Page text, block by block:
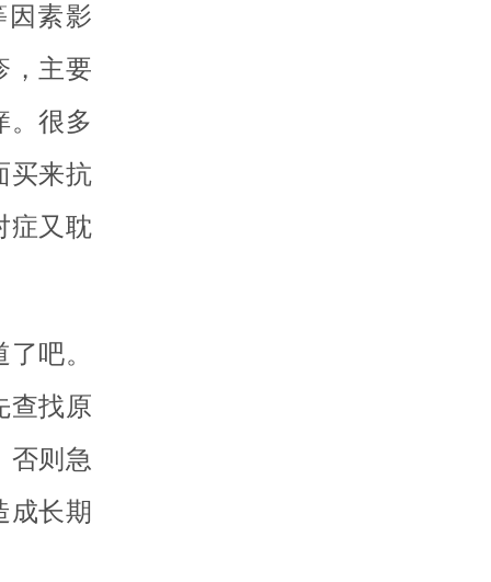
素影
，主要
。很多
买来抗
症又耽
吧。
查找原
否则急
成长期